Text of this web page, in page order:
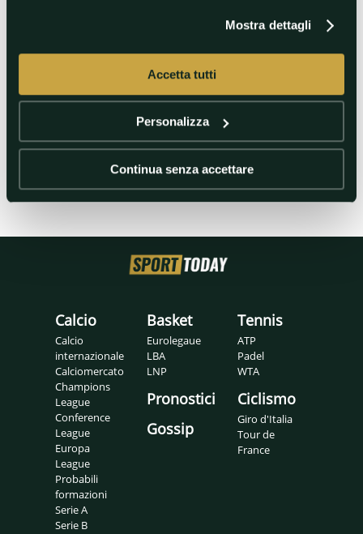
Mostra dettagli
Accetta tutti
Personalizza
Continua senza accettare
Calcio
Calcio
internazionale
Calciomercato
Champions
League
Conference
League
Europa
League
Probabili
formazioni
Serie A
Serie B
Basket
Eurolegaue
LBA
LNP
Pronostici
Gossip
Tennis
ATP
Padel
WTA
Ciclismo
Giro d'Italia
Tour de
France